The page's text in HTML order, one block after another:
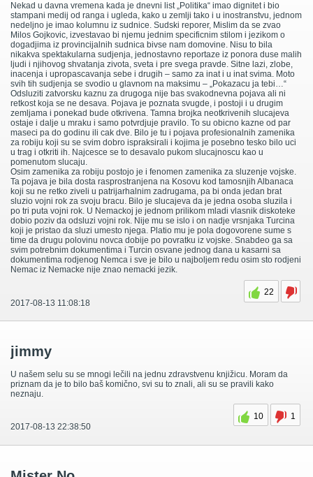
Nekad u davna vremena kada je dnevni list „Politika“ imao dignitet i bio
stampani medij od ranga i ugleda, kako u zemlji tako i u inostranstvu, jednom
nedeljno je imao kolumnu iz sudnice. Sudski reporer, Mislim da se zvao
Milos Gojkovic, izvestavao bi njemu jednim specificnim stilom i jezikom o
dogadjima iz provincijalnih sudnica bivse nam domovine. Nisu to bila
nikakva spektakularna sudjenja, jednostavno reportaze iz ponora duse malih
ljudi i njihovog shvatanja zivota, sveta i pre svega pravde. Sitne lazi, zlobe,
inacenja i upropascavanja sebe i drugih – samo za inat i u inat svima. Moto
svih tih sudjenja se svodio u glavnom na maksimu – „Pokazacu ja tebi…“
Odsluziti zatvorsku kaznu za drugoga nije bas svakodnevna pojava ali ni
retkost koja se ne desava. Pojava je poznata svugde, i postoji i u drugim
zemljama i ponekad bude otkrivena. Tamna brojka neotkrivenih slucajeva
ostaje i dalje u mraku i samo potvrdjuje pravilo. To su obicno kazne od par
maseci pa do godinu ili cak dve. Bilo je tu i pojava profesionalnih zamenika
za robiju koji su se svim dobro ispraksirali i kojima je posebno tesko bilo uci
u trag i otkriti ih. Najcesce se to desavalo pukom slucajnoscu kao u
pomenutom slucaju.
Osim zamenika za robiju postojo je i fenomen zamenika za sluzenje vojske.
Ta pojava je bila dosta rasprostranjena na Kosovu kod tamosnjih Albanaca
koji su ne retko ziveli u patrijarhalnim zadrugama, pa bi onda jedan brat
sluzio vojni rok za svoju bracu. Bilo je slucajeva da je jedna osoba sluzila i
po tri puta vojni rok. U Nemackoj je jednom prilikom mladi vlasnik diskoteke
dobio poziv da odsluzi vojni rok. Nije mu se islo i on nadje vrsnjaka Turcina
koji je pristao da sluzi umesto njega. Platio mu je pola dogovorene sume s
time da drugu polovinu novca dobije po povratku iz vojske. Snabdeo ga sa
svim potrebnim dokumentima i Turcin osvane jednog dana u kasarni sa
dokumentima rodjenog Nemca i sve je bilo u najboljem redu osim sto rodjeni
Nemac iz Nemacke nije znao nemacki jezik.
22
2017-08-13 11:08:18
jimmy
U našem selu su se mnogi lečili na jednu zdravstvenu knjižicu. Moram da
priznam da je to bilo baš komično, svi su to znali, ali su se pravili kako
neznaju.
10
1
2017-08-13 22:38:50